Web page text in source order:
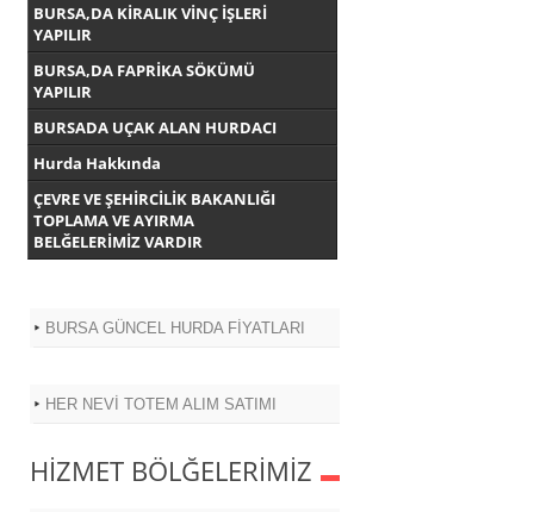
BURSA,DA KİRALIK VİNÇ İŞLERİ
YAPILIR
BURSA,DA FAPRİKA SÖKÜMÜ
YAPILIR
BURSADA UÇAK ALAN HURDACI
Hurda Hakkında
ÇEVRE VE ŞEHİRCİLİK BAKANLIĞI
TOPLAMA VE AYIRMA
BELĞELERİMİZ VARDIR
BURSA GÜNCEL HURDA FİYATLARI
HER NEVİ TOTEM ALIM SATIMI
HİZMET BÖLĞELERİMİZ